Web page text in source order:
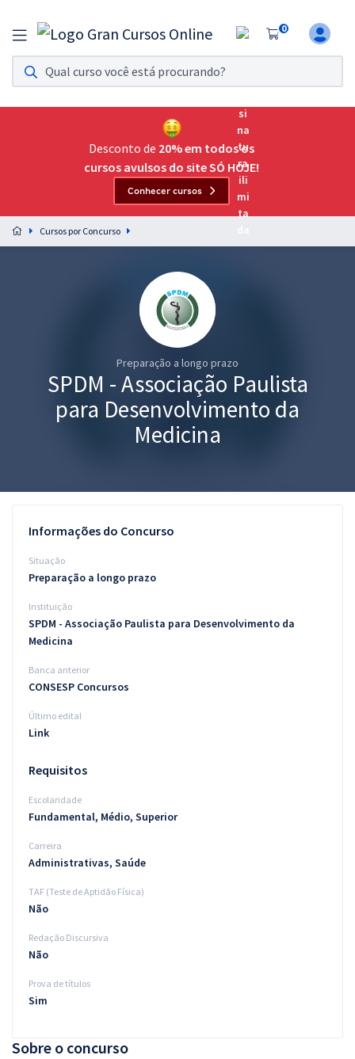
0
Assinatura Ilimitada 11
Acesso a todos os cursos. Teste grátis por 7 dias!
Assinatura OAB Até Passar
Acesso ilimitado a toda preparação para o Exame da
Preparação completa e intensiva para as principais
residências em saúde do Brasil
Blog
Aprovados
Desconto de 20% em todos os
cursos avulsos do site SÓ HOJE!
Conhecer cursos
Cursos por Concurso
Preparação a longo prazo
SPDM - Associação Paulista
para Desenvolvimento da
Medicina
Sobre o concurso
Informações do Concurso
Situação
Preparação a longo prazo
Instituição
SPDM - Associação Paulista para Desenvolvimento da
Medicina
Banca anterior
CONSESP Concursos
Último edital
Link
Requisitos
Escolaridade
Fundamental, Médio, Superior
Carreira
Administrativas, Saúde
TAF (Teste de Aptidão Física)
Não
Redação Discursiva
Não
Prova de títulos
Sim